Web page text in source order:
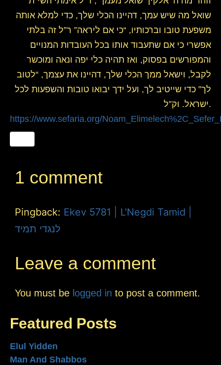
שואל מה שיש עמך, דהיינו הכלי שלך, כדי למלא אותה
משפעת טובו וברכותיו, “כי אם ליראה” ר”ל זה בלתי
אפשרי כי אם שתעבוד אותו בכל העובדות המנויים
והמפורשים בפסוק, ואז תהיה כלי יפה ונאה ומוכשר
לקבל, וישאל ממך הכלי שלך, דהיינו את עצמך, “לטוב
לך” כדי שייטיב לך, ועל ידך יבואו טובות והשפעות לכל
ישראל. וק”ל.
https://www.sefaria.org/
1 comment
Pingback: Ekev 5781 | L'Negdi Tamid |
לנגדי תמיד
Leave a comment
You must be logged in to post a comment.
Featured Posts
Elul Yidden
Man And Shabbos